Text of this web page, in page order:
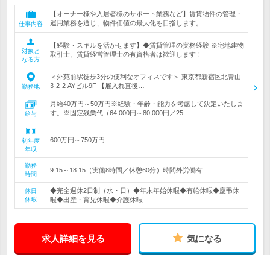
仕事内容
【オーナー様や入居者様のサポート業務など】賃貸物件の管理・
運用業務を通じ、物件価値の最大化を目指します。
対象と
なる方
【経験・スキルを活かせます】◆賃貸管理の実務経験 ※宅地建物
取引士、賃貸経営管理士の有資格者は歓迎します！
勤務地
＜外苑前駅徒歩3分の便利なオフィスです＞ 東京都新宿区北青山
3-2-2 AYビル9F 【雇入れ直後…
給与
月給40万円～50万円※経験・年齢・能力を考慮して決定いたしま
す。※固定残業代（64,000円～80,000円／25…
初年度
年収
600万円～750万円
勤務
時間
9:15～18:15（実働8時間／休憩60分）時間外労働有
休日
休暇
◆完全週休2日制（水・日）◆年末年始休暇◆有給休暇◆慶弔休
暇◆出産・育児休暇◆介護休暇
求人詳細を見る 気になる